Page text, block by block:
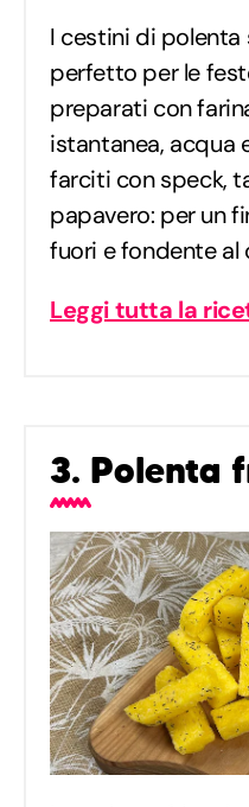
I cestini di
perfetto per le
preparati con
istantanea, acqua
farciti con speck,
papavero: per un
fuori e fondente al
Leggi tutta la
3. Polenta